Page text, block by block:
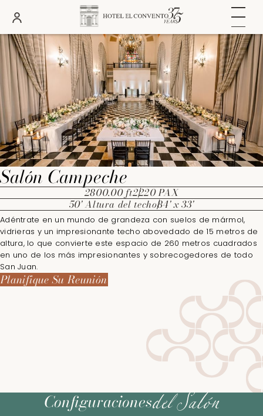
FECHAS HABITACIONES ADULTOS
Salón Campeche
2800.00 ft2220 PAX
50' Altura del techo84' x 33'
Adéntrate en un mundo de grandeza con suelos de mármol,
vidrieras y un impresionante techo abovedado de 15 metros de
altura, lo que convierte este espacio de 260 metros cuadrados
en uno de los más impresionantes y sobrecogedores de todo
San Juan.
Planifique Su Reunión
Configuracionesdel Salón